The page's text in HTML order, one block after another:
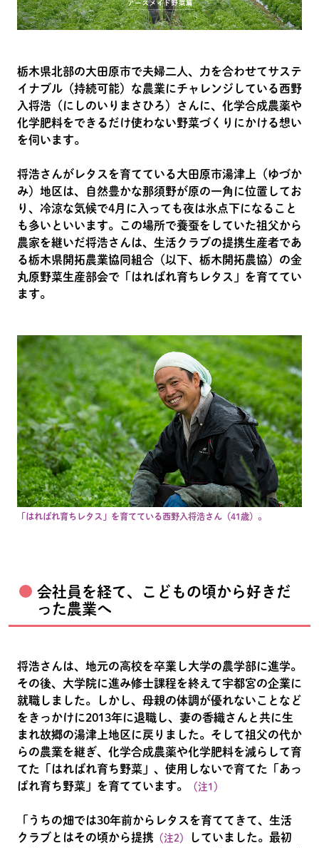
栃木県北部の大田原市で夫婦二人、力を合わせてサステ
イナブル（持続可能）な農業にチャレンジしている西野
入将浩（にしのいりまさひろ）さんに、化学合成農薬や
化学肥料をできるだけ使わない野菜づくりにかける想い
を伺います。
将浩さんがレタスを育てている大田原市湯津上（ゆづか
み）地区は、自然豊かな那須野が原の一角に位置してお
り、冷涼な気候で4月に入っても夜は氷点下になること
も多いといいます。この場所で養蚕をしていた祖父から
農家を継いだ将浩さんは、生活クラブの提携生産者であ
る栃木県開拓農業協同組合（以下、栃木開拓農協）の金
丸原野菜生産部会で「はればれ育ちレタス」を育ててい
ます。
「はればれ育ちレタス」を育てている西野入将浩さん（41歳）。
会社員を経て、こどもの頃から好きだ
った農業へ
将浩さんは、地元の高校を卒業し大学の農学部に進学。
その後、大学院に進み修士課程を終えて宇都宮の企業に
就職しました。しかし、母親の体調が優れないことなど
をきっかけに2013年に退職し、妻の香織さんと共に生
まれ故郷の湯津上地区に戻りました。そして祖父の代か
らの農業を継ぎ、化学合成農薬や化学肥料を減らして育
てた「はればれ育ち野菜」、使用しないで育てた「あっ
ぱれ育ち野菜」を育てています。
（注1）
「うちの畑では30年前からレタスを育ててきて、生活
クラブとはその頃から提携 （注2）
していました。最初